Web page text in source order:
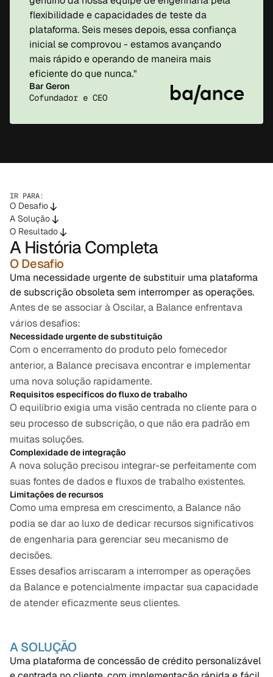
flexibilidade e capacidades de teste da
plataforma. Seis meses depois, essa confiança
inicial se comprovou - estamos avançando
mais rápido e operando de maneira mais
eficiente do que nunca."
Bar Geron
Cofundador e CEO
O Desafio->
A Solução->
O Resultado->
IR PARA:
A História Completa
O Desafio
Uma necessidade urgente de substituir uma plataforma
de subscrição obsoleta sem interromper as operações.
Antes de se associar à Oscilar, a Balance enfrentava
vários desafios:
Necessidade urgente de substituição
Com o encerramento do produto pelo fornecedor
anterior, a Balance precisava encontrar e implementar
uma nova solução rapidamente.
Requisitos específicos do fluxo de trabalho
O equilíbrio exigia uma visão centrada no cliente para o
seu processo de subscrição, o que não era padrão em
muitas soluções.
Complexidade de integração
A nova solução precisou integrar-se perfeitamente com
suas fontes de dados e fluxos de trabalho existentes.
Limitações de recursos
Como uma empresa em crescimento, a Balance não
podia se dar ao luxo de dedicar recursos significativos
de engenharia para gerenciar seu mecanismo de
decisões.
Esses desafios arriscaram a interromper as operações
da Balance e potencialmente impactar sua capacidade
de atender eficazmente seus clientes.
A SOLUÇÃO
Uma plataforma de concessão de crédito personalizável